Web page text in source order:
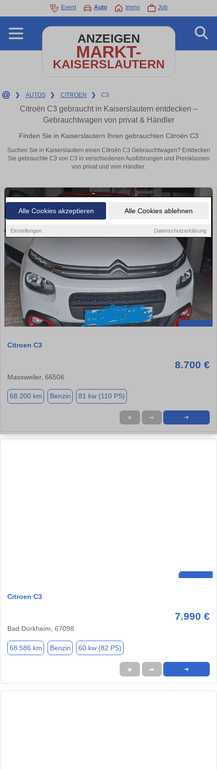
Alle Cookies akzeptieren Alle Cookies ablehnen
Einstellungen Datenschutzerklärung
Event Auto Immo Job
ANZEIGEN
MARKT-
KAISERSLAUTERN
❯ AUTOS ❯ CITROEN ❯ C3
Citroën C3 gebraucht in Kaiserslautern entdecken –
Gebrauchtwagen von privat & Händler
Finden Sie in Kaiserslautern Ihren gebrauchten Citroën C3
Suchen Sie in Kaiserslautern einen Citroën C3 Gebrauchtwagen? Entdecken
Sie gebrauchte C3 von C3 in verschiedenen Ausführungen und Preisklassen
von privat und vom Händler.
Citroen C3
8.700 €
Massweiler, 66506
68.200 km Benzin 81 kw (110 PS)
★ ➦ ➜
Citroen C3
7.990 €
Bad Dürkheim, 67098
68.586 km Benzin 60 kw (82 PS)
★ ➦ ➜